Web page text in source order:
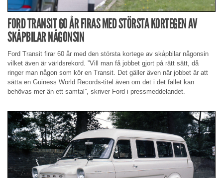
FORD TRANSIT 60 ÅR FIRAS MED STÖRSTA KORTEGEN AV
SKÅPBILAR NÅGONSIN
Ford Transit firar 60 år med den största kortege av skåpbilar någonsin
vilket även är världsrekord. ”Vill man få jobbet gjort på rätt sätt, då
ringer man någon som kör en Transit. Det gäller även när jobbet är att
sätta en Guiness World Records-titel även om det i det fallet kan
behövas mer än ett samtal”, skriver Ford i pressmeddelandet.